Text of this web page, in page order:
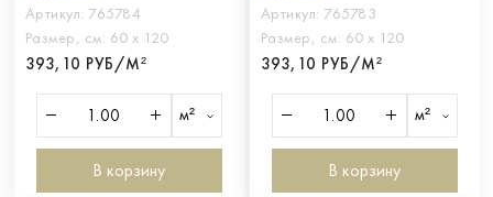
Артикул: 765784
Размер, см: 60 х 120
393,10 РУБ/М²
м²
В корзину
Артикул: 765783
Размер, см: 60 х 120
393,10 РУБ/М²
м²
В корзину